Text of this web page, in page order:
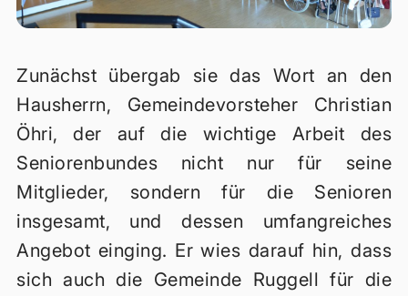
Zunächst übergab sie das Wort an den
Hausherrn, Gemeindevorsteher Christian
Öhri, der auf die wichtige Arbeit des
Seniorenbundes nicht nur für seine
Mitglieder, sondern für die Senioren
insgesamt, und dessen umfangreiches
Angebot einging. Er wies darauf hin, dass
sich auch die Gemeinde Ruggell für die